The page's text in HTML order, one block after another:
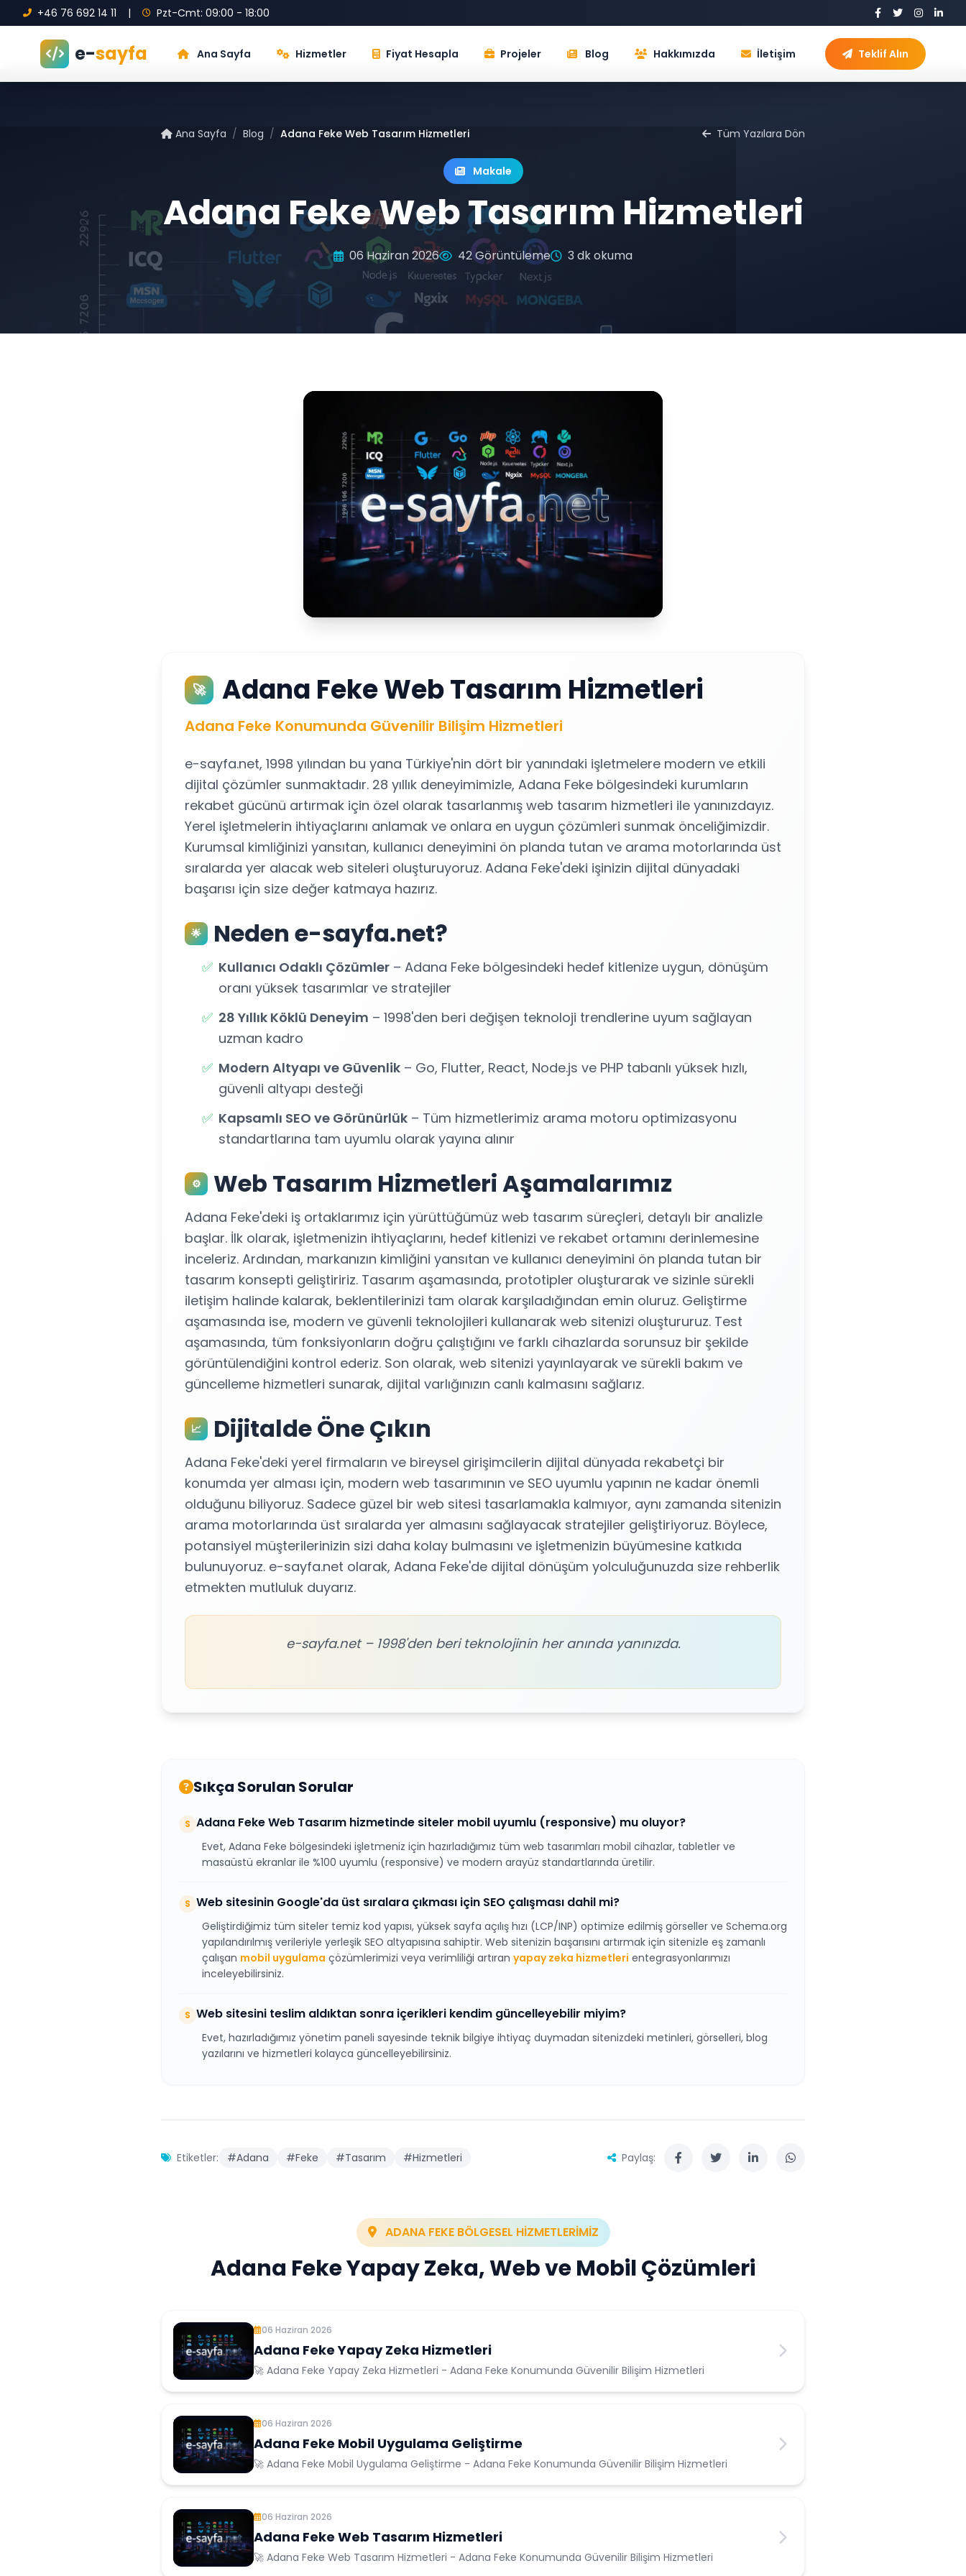
+46 76 692 14 11 | Pzt-Cmt: 09:00 - 18:00
e-sayfa Ana Sayfa Hizmetler Fiyat Hesapla Projeler Blog Hakkımızda İletişim Teklif Alın
Ana Sayfa / Blog / Adana Feke Web Tasarım Hizmetleri Tüm Yazılara Dön
Makale
Adana Feke Web Tasarım Hizmetleri
06 Haziran 2026 42 Görüntüleme 3 dk okuma
🚀 Adana Feke Web Tasarım Hizmetleri
Adana Feke Konumunda Güvenilir Bilişim Hizmetleri
e-sayfa.net, 1998 yılından bu yana Türkiye'nin dört bir yanındaki işletmelere modern ve etkili
dijital çözümler sunmaktadır. 28 yıllık deneyimimizle, Adana Feke bölgesindeki kurumların
rekabet gücünü artırmak için özel olarak tasarlanmış web tasarım hizmetleri ile yanınızdayız.
Yerel işletmelerin ihtiyaçlarını anlamak ve onlara en uygun çözümleri sunmak önceliğimizdir.
Kurumsal kimliğinizi yansıtan, kullanıcı deneyimini ön planda tutan ve arama motorlarında üst
sıralarda yer alacak web siteleri oluşturuyoruz. Adana Feke'deki işinizin dijital dünyadaki
başarısı için size değer katmaya hazırız.
🌟 Neden e-sayfa.net?
✅ Kullanıcı Odaklı Çözümler – Adana Feke bölgesindeki hedef kitlenize uygun, dönüşüm
oranı yüksek tasarımlar ve stratejiler
✅ 28 Yıllık Köklü Deneyim – 1998'den beri değişen teknoloji trendlerine uyum sağlayan
uzman kadro
✅ Modern Altyapı ve Güvenlik – Go, Flutter, React, Node.js ve PHP tabanlı yüksek hızlı,
güvenli altyapı desteği
✅ Kapsamlı SEO ve Görünürlük – Tüm hizmetlerimiz arama motoru optimizasyonu
standartlarına tam uyumlu olarak yayına alınır
⚙️ Web Tasarım Hizmetleri Aşamalarımız
Adana Feke'deki iş ortaklarımız için yürüttüğümüz web tasarım süreçleri, detaylı bir analizle
başlar. İlk olarak, işletmenizin ihtiyaçlarını, hedef kitlenizi ve rekabet ortamını derinlemesine
inceleriz. Ardından, markanızın kimliğini yansıtan ve kullanıcı deneyimini ön planda tutan bir
tasarım konsepti geliştiririz. Tasarım aşamasında, prototipler oluşturarak ve sizinle sürekli
iletişim halinde kalarak, beklentilerinizi tam olarak karşıladığından emin oluruz. Geliştirme
aşamasında ise, modern ve güvenli teknolojileri kullanarak web sitenizi oluştururuz. Test
aşamasında, tüm fonksiyonların doğru çalıştığını ve farklı cihazlarda sorunsuz bir şekilde
görüntülendiğini kontrol ederiz. Son olarak, web sitenizi yayınlayarak ve sürekli bakım ve
güncelleme hizmetleri sunarak, dijital varlığınızın canlı kalmasını sağlarız.
📈 Dijitalde Öne Çıkın
Adana Feke'deki yerel firmaların ve bireysel girişimcilerin dijital dünyada rekabetçi bir
konumda yer alması için, modern web tasarımının ve SEO uyumlu yapının ne kadar önemli
olduğunu biliyoruz. Sadece güzel bir web sitesi tasarlamakla kalmıyor, aynı zamanda sitenizin
arama motorlarında üst sıralarda yer almasını sağlayacak stratejiler geliştiriyoruz. Böylece,
potansiyel müşterilerinizin sizi daha kolay bulmasını ve işletmenizin büyümesine katkıda
bulunuyoruz. e-sayfa.net olarak, Adana Feke'de dijital dönüşüm yolculuğunuzda size rehberlik
etmekten mutluluk duyarız.
e-sayfa.net – 1998'den beri teknolojinin her anında yanınızda.
Sıkça Sorulan Sorular
S Adana Feke Web Tasarım hizmetinde siteler mobil uyumlu (responsive) mu oluyor?
Evet, Adana Feke bölgesindeki işletmeniz için hazırladığımız tüm web tasarımları mobil cihazlar, tabletler ve
masaüstü ekranlar ile %100 uyumlu (responsive) ve modern arayüz standartlarında üretilir.
S Web sitesinin Google'da üst sıralara çıkması için SEO çalışması dahil mi?
Geliştirdiğimiz tüm siteler temiz kod yapısı, yüksek sayfa açılış hızı (LCP/INP) optimize edilmiş görseller ve Schema.org
yapılandırılmış verileriyle yerleşik SEO altyapısına sahiptir. Web sitenizin başarısını artırmak için sitenizle eş zamanlı
çalışan mobil uygulama çözümlerimizi veya verimliliği artıran yapay zeka hizmetleri entegrasyonlarımızı
inceleyebilirsiniz.
S Web sitesini teslim aldıktan sonra içerikleri kendim güncelleyebilir miyim?
Evet, hazırladığımız yönetim paneli sayesinde teknik bilgiye ihtiyaç duymadan sitenizdeki metinleri, görselleri, blog
yazılarını ve hizmetleri kolayca güncelleyebilirsiniz.
Etiketler: #Adana #Feke #Tasarım #Hizmetleri Paylaş:
ADANA FEKE BÖLGESEL HİZMETLERİMİZ
Adana Feke Yapay Zeka, Web ve Mobil Çözümleri
06 Haziran 2026
Adana Feke Yapay Zeka Hizmetleri
🚀 Adana Feke Yapay Zeka Hizmetleri - Adana Feke Konumunda Güvenilir Bilişim Hizmetleri
06 Haziran 2026
Adana Feke Mobil Uygulama Geliştirme
🚀 Adana Feke Mobil Uygulama Geliştirme - Adana Feke Konumunda Güvenilir Bilişim Hizmetleri
06 Haziran 2026
Adana Feke Web Tasarım Hizmetleri
🚀 Adana Feke Web Tasarım Hizmetleri - Adana Feke Konumunda Güvenilir Bilişim Hizmetleri